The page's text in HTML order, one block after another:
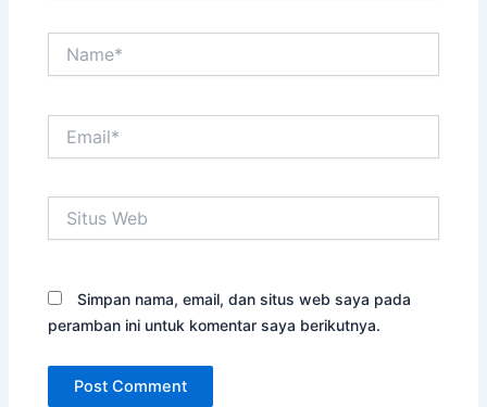
Web
Simpan nama, email, dan situs web saya pada
peramban ini untuk komentar saya berikutnya.